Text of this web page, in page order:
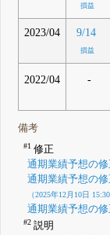
損益
2023/04 9/14
損益
2022/04 -
備考
#1修正
通期業績予想の
通期業績予想の
（2025年12月10日 15:30
通期業績予想の
#2説明